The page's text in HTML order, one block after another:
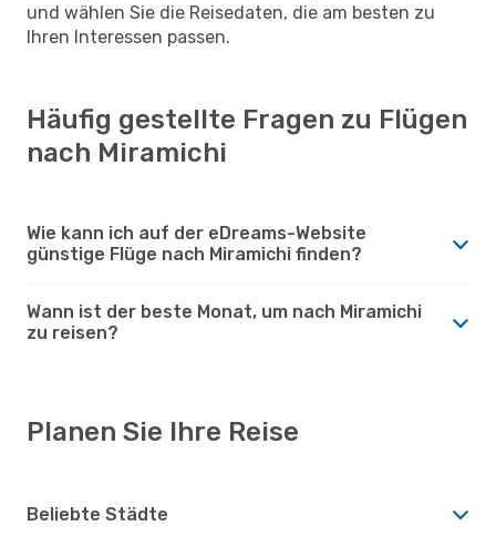
und wählen Sie die Reisedaten, die am besten zu
Ihren Interessen passen.
Häufig gestellte Fragen zu Flügen
nach Miramichi
Wie kann ich auf der eDreams-Website
günstige Flüge nach Miramichi finden?
Wann ist der beste Monat, um nach Miramichi
zu reisen?
Planen Sie Ihre Reise
Beliebte Städte